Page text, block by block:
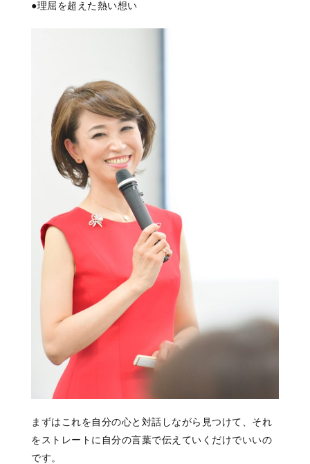
●理屈を超えた熱い想い
まずはこれを自分の心と対話しながら見つけて、それ
をストレートに自分の言葉で伝えていくだけでいいの
です。